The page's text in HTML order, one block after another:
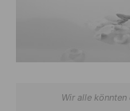
Wir alle